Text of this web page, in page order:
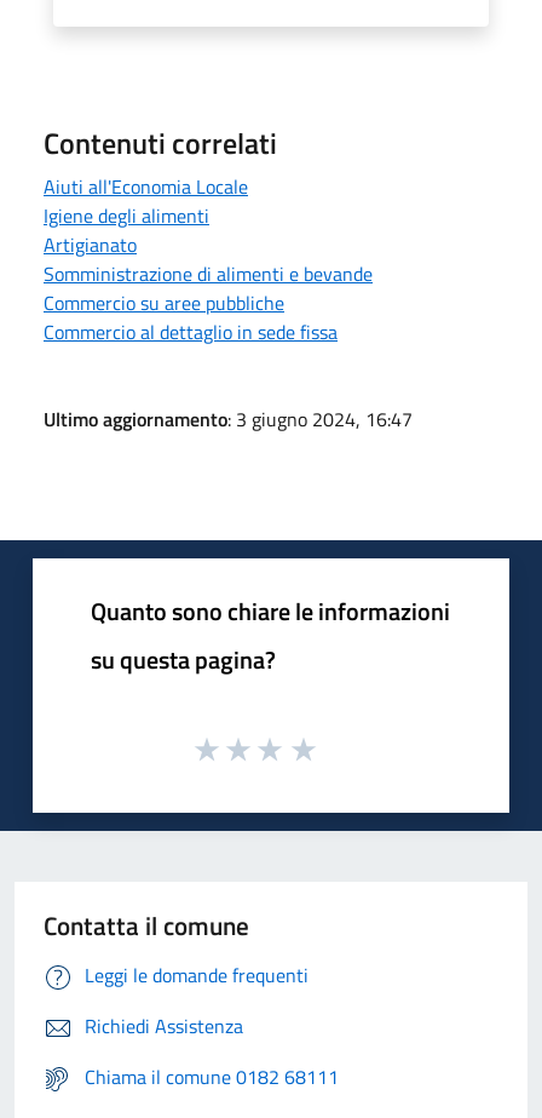
Contenuti correlati
Aiuti all'Economia Locale
Igiene degli alimenti
Artigianato
Somministrazione di alimenti e bevande
Commercio su aree pubbliche
Commercio al dettaglio in sede fissa
Ultimo aggiornamento: 3 giugno 2024, 16:47
Quanto sono chiare le informazioni
su questa pagina?
Contatta il comune
Leggi le domande frequenti
Richiedi Assistenza
Chiama il comune 0182 68111